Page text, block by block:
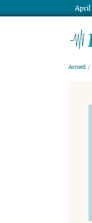
Accueil
April